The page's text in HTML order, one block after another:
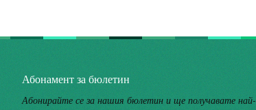
Абонамент за бюлетин
Абонирайте се за нашия бюлетин и ще получавате най-